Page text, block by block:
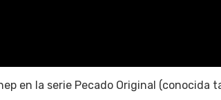
en la serie Pecado Original (conocida